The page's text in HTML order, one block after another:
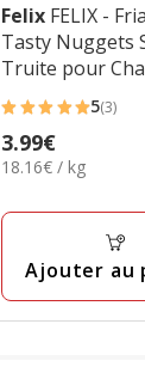
Felix FELIX -
Tasty Nuggets
Truite pour
5
étoiles
avec
3
5(3)
Prix
3.99€
3.99€
18.16€
Kg
18.16€ / kg
Ajouter au